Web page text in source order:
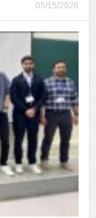
05/15/2026